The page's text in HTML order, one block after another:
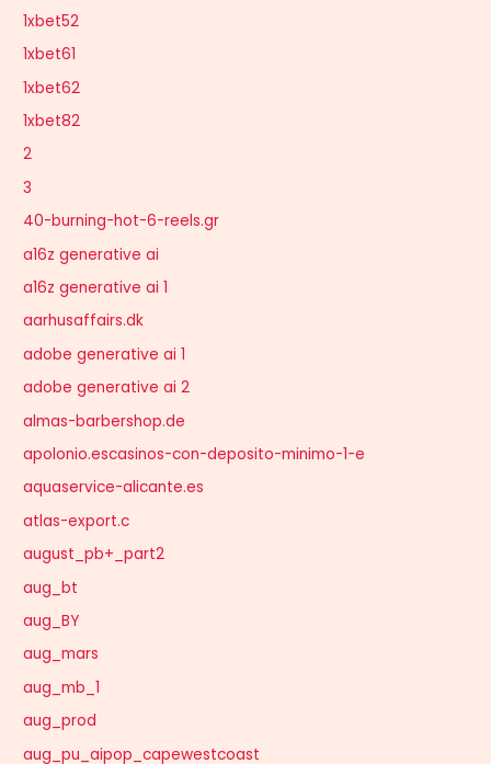
1xbet52
1xbet61
1xbet62
1xbet82
2
3
40-burning-hot-6-reels.gr
a16z generative ai
a16z generative ai 1
aarhusaffairs.dk
adobe generative ai 1
adobe generative ai 2
almas-barbershop.de
apolonio.escasinos-con-deposito-minimo-1-e
aquaservice-alicante.es
atlas-export.c
august_pb+_part2
aug_bt
aug_BY
aug_mars
aug_mb_1
aug_prod
aug_pu_aipop_capewestcoast